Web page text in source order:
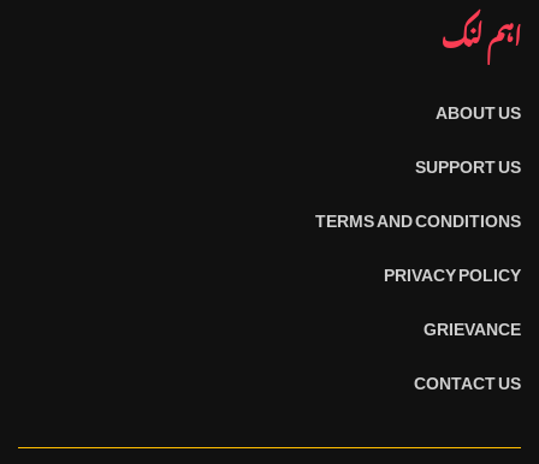
اہم لنک
ABOUT US
SUPPORT US
TERMS AND CONDITIONS
PRIVACY POLICY
GRIEVANCE
CONTACT US